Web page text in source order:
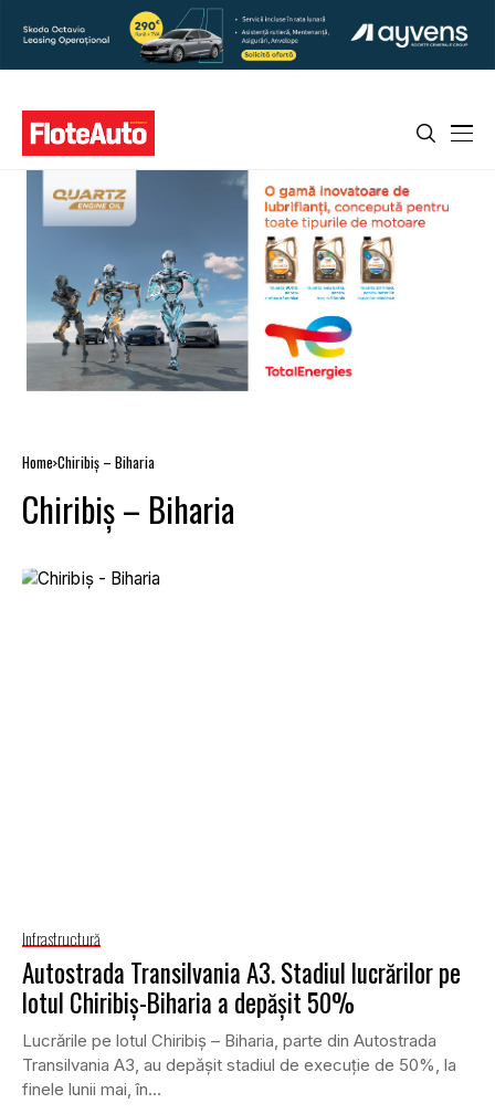
Home Chiribiş – Biharia
Chiribiş – Biharia
Infrastructură
Autostrada Transilvania A3. Stadiul lucrărilor pe
lotul Chiribiș-Biharia a depășit 50%
Lucrările pe lotul Chiribiș – Biharia, parte din Autostrada
Transilvania A3, au depășit stadiul de execuție de 50%, la
finele lunii mai, în...